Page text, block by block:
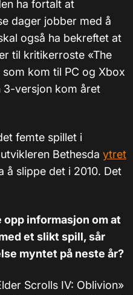
ha fortalt at
dager jobber med å
også ha bekreftet at
til kritikerroste «The
kom til PC og Xbox
3-versjon kom året
femte spillet i
Bethesda ytret
å slippe det i 2010. Det
opp informasjon om at
et slikt spill, sår
myntet på neste år?
Scrolls IV: Oblivion»